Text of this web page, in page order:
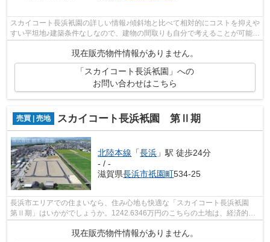
スカイコート長浜衹園の詳しい情報♪傾斜地と比べて相対的にコストを抑えや
すい平坦地♪建築条件なしなので、建物の間取りも自分で考えることが可能
現在販売物件情報がありません。
「スカイコート長浜衹園」への
お問い合わせはこちら
売買 | 売地 スカイコート長浜衹園 第Ⅱ期
北陸本線 「長浜 」駅 徒歩24分
- / -
滋賀県長浜市祇園町534-25
長浜市エリアでの住まいなら、住み心地も快適な「スカイコート長浜衹園
第Ⅱ期」はいかがでしょうか。1242.6346万円のこちらの土地は、経済的か
現在販売物件情報がありません。